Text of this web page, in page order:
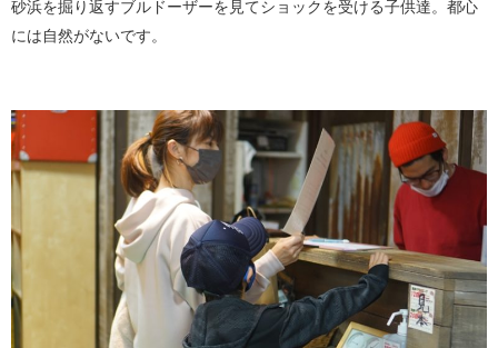
砂浜を掘り返すブルドーザーを見てショックを受ける子供達。都心
には自然がないです。